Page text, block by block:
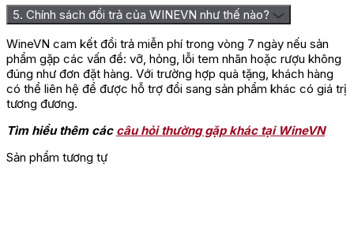
5. Chính sách đổi trả của WINEVN như thế nào?
WineVN cam kết đổi trả miễn phí trong vòng 7 ngày nếu sản
phẩm gặp các vấn đề: vỡ, hỏng, lỗi tem nhãn hoặc rượu không
đúng như đơn đặt hàng. Với trường hợp quà tặng, khách hàng
có thể liên hệ để được hỗ trợ đổi sang sản phẩm khác có giá trị
tương đương.
Tìm hiểu thêm các câu hỏi thường gặp khác tại WineVN
Sản phẩm tương tự